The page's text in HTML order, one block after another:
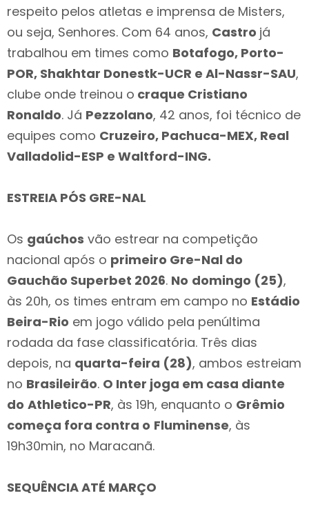
respeito pelos atletas e imprensa de Misters,
ou seja, Senhores. Com 64 anos, Castro já
trabalhou em times como Botafogo, Porto-
POR, Shakhtar Donestk-UCR e Al-Nassr-SAU,
clube onde treinou o craque Cristiano
Ronaldo. Já Pezzolano, 42 anos, foi técnico de
equipes como Cruzeiro, Pachuca-MEX, Real
Valladolid-ESP e Waltford-ING.
ESTREIA PÓS GRE-NAL
Os gaúchos vão estrear na competição
nacional após o primeiro Gre-Nal do
Gauchão Superbet 2026. No domingo (25),
às 20h, os times entram em campo no Estádio
Beira-Rio em jogo válido pela penúltima
rodada da fase classificatória. Três dias
depois, na quarta-feira (28), ambos estreiam
no Brasileirão. O Inter joga em casa diante
do Athletico-PR, às 19h, enquanto o Grêmio
começa fora contra o Fluminense, às
19h30min, no Maracanã.
SEQUÊNCIA ATÉ MARÇO